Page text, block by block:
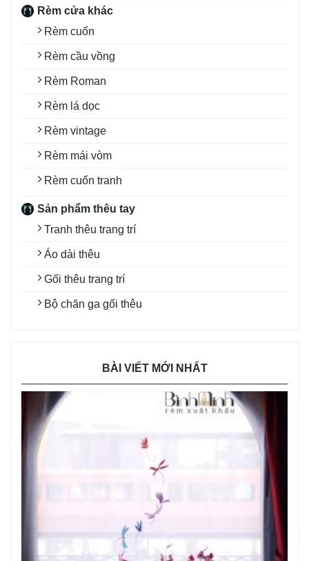
Rèm cửa khác
Rèm cuốn
Rèm cầu vồng
Rèm Roman
Rèm lá dọc
Rèm vintage
Rèm mái vòm
Rèm cuốn tranh
Sản phẩm thêu tay
Tranh thêu trang trí
Áo dài thêu
Gối thêu trang trí
Bộ chăn ga gối thêu
BÀI VIẾT MỚI NHẤT